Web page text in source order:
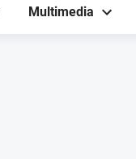
Multimedia